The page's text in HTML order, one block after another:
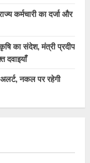
कर्मचारी का दर्जा और
का संदेश, मंत्री प्रदीप
दवाइयाँ
नकल पर रहेगी